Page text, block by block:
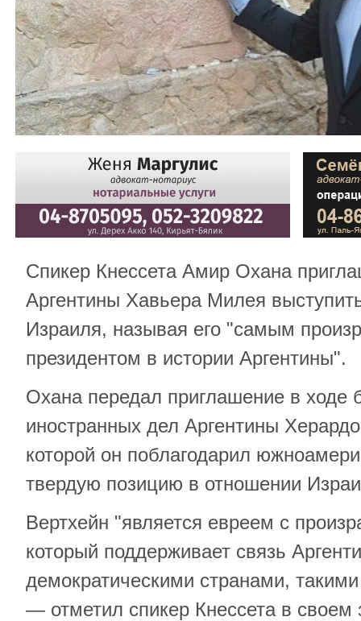
Спикер Кнессета Амир Охана
Аргентины Хавьера Милея
Израиля, называя его "самым
президентом в истории Аргентины".
Охана передал приглашение в ходе
иностранных дел Аргентины
которой он поблагодарил
твердую позицию в отношении
Вертхейн "является евреем с
который поддерживает связь
демократическими странами,
— отметил спикер Кнессета в своем